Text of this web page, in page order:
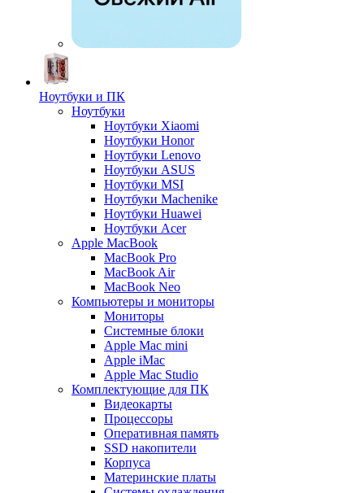
Ноутбуки и ПК
Ноутбуки
Ноутбуки Xiaomi
Ноутбуки Honor
Ноутбуки Lenovo
Ноутбуки ASUS
Ноутбуки MSI
Ноутбуки Machenike
Ноутбуки Huawei
Ноутбуки Acer
Apple MacBook
MacBook Pro
MacBook Air
MacBook Neo
Компьютеры и мониторы
Мониторы
Системные блоки
Apple Mac mini
Apple iMac
Apple Mac Studio
Комплектующие для ПК
Видеокарты
Процессоры
Оперативная память
SSD накопители
Корпуса
Материнские платы